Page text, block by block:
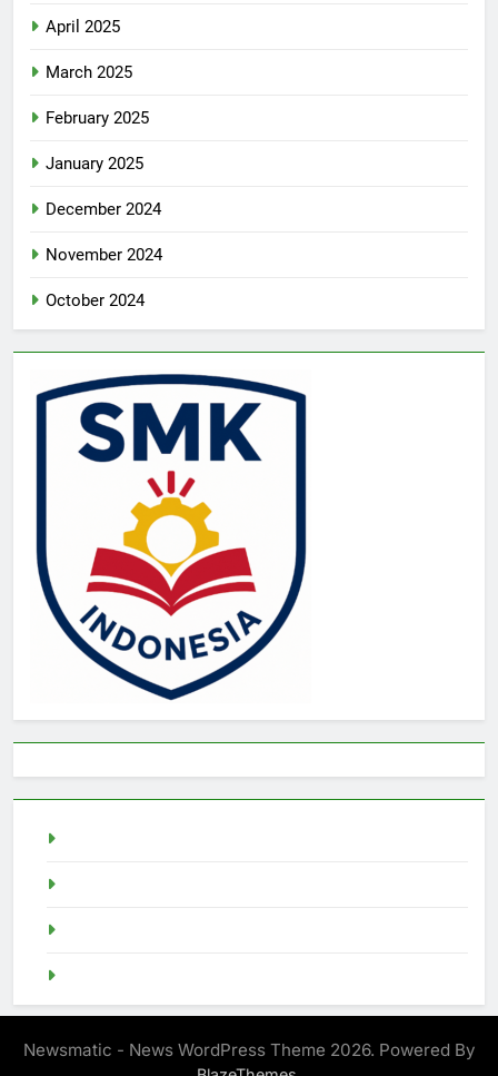
April 2025
March 2025
February 2025
January 2025
December 2024
November 2024
October 2024
Newsmatic - News WordPress Theme 2026. Powered By